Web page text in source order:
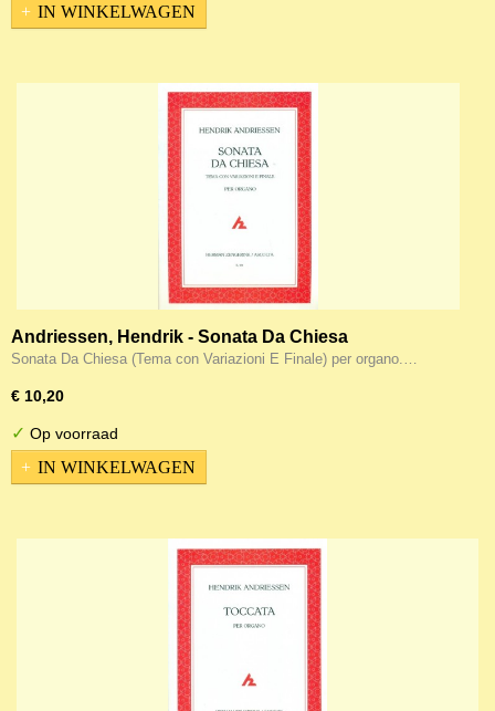
IN WINKELWAGEN
Andriessen, Hendrik - Sonata Da Chiesa
Sonata Da Chiesa (Tema con Variazioni E Finale) per organo.…
€ 10,20
✓ Op voorraad
IN WINKELWAGEN